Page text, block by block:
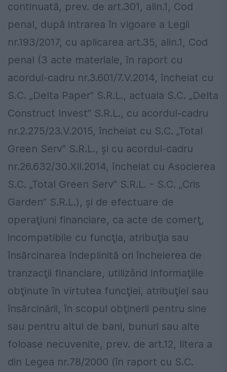
continuată, prev. de art.301, alin.1, Cod
penal, după intrarea în vigoare a Legii
nr.193/2017, cu aplicarea art.35, alin.1, Cod
penal (3 acte materiale, în raport cu
acordul-cadru nr.3.601/7.V.2014, încheiat cu
S.C. „Delta Paper” S.R.L., actuala S.C. „Delta
Construct Invest” S.R.L., cu acordul-cadru
nr.2.275/23.V.2015, încheiat cu S.C. „Total
Green Serv” S.R.L., şi cu acordul-cadru
nr.26.632/30.XII.2014, încheiat cu Asocierea
S.C. „Total Green Serv” S.R.L. - S.C. „Cris
Garden” S.R.L.), şi de efectuare de
operaţiuni financiare, ca acte de comerţ,
incompatibile cu funcţia, atribuţia sau
însărcinarea îndeplinită ori încheierea de
tranzacţii financiare, utilizând informaţiile
obţinute în virtutea funcţiei, atribuţiei sau
însărcinării, în scopul obţinerii pentru sine
sau pentru altul de bani, bunuri sau alte
foloase necuvenite, prev. de art.12, litera a
din Legea nr.78/2000 (în raport cu S.C.